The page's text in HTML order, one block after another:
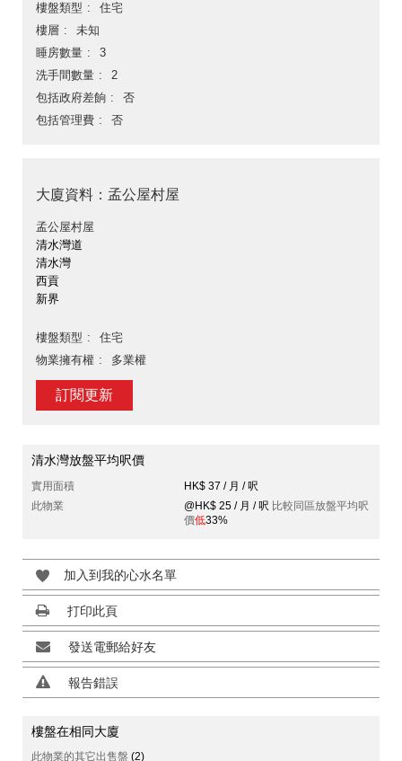
樓盤類型
住宅
樓層
未知
睡房數量
3
洗手間數量
2
包括政府差餉
否
包括管理費
否
大廈資料：孟公屋村屋
孟公屋村屋
清水灣道
清水灣
西貢
新界
樓盤類型
住宅
物業擁有權
多業權
訂閱更新
清水灣放盤平均呎價
實用面積
HK$ 37 / 月 / 呎
此物業
@HK$ 25 / 月 / 呎 比較同區放盤平均呎
價低33%
加入到我的心水名單
打印此頁
發送電郵給好友
報告錯誤
樓盤在相同大廈
此物業的其它出售盤 (2)